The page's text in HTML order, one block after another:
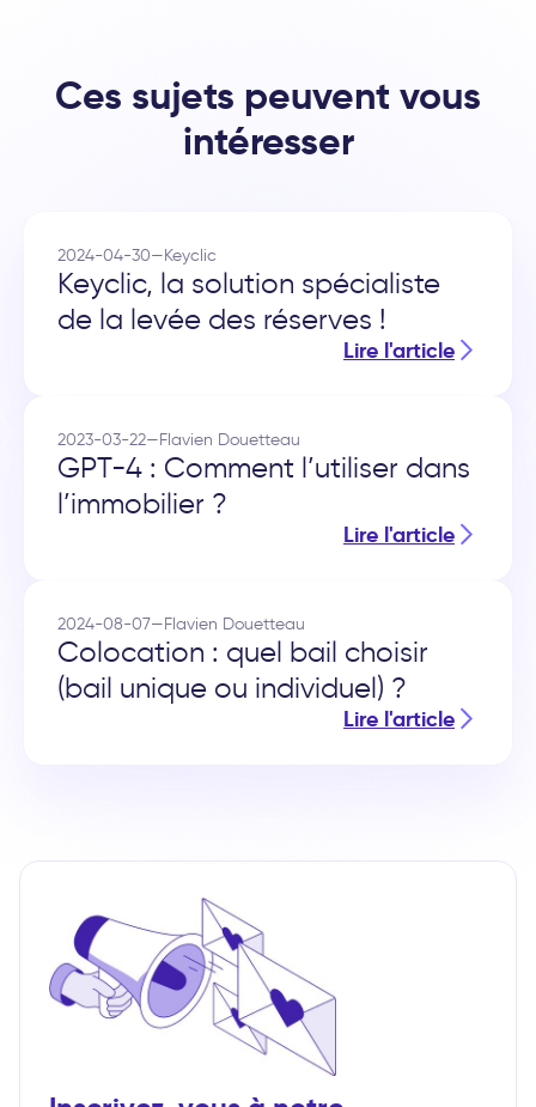
Ces sujets peuvent vous
intéresser
2024-04-30—Keyclic
Keyclic, la solution spécialiste
de la levée des réserves !
Lire l'article
2023-03-22—Flavien Douetteau
GPT-4 : Comment l’utiliser dans
l’immobilier ?
Lire l'article
2024-08-07—Flavien Douetteau
Colocation : quel bail choisir
(bail unique ou individuel) ?
Lire l'article